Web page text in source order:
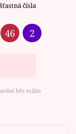
čísla
46 2
hře může